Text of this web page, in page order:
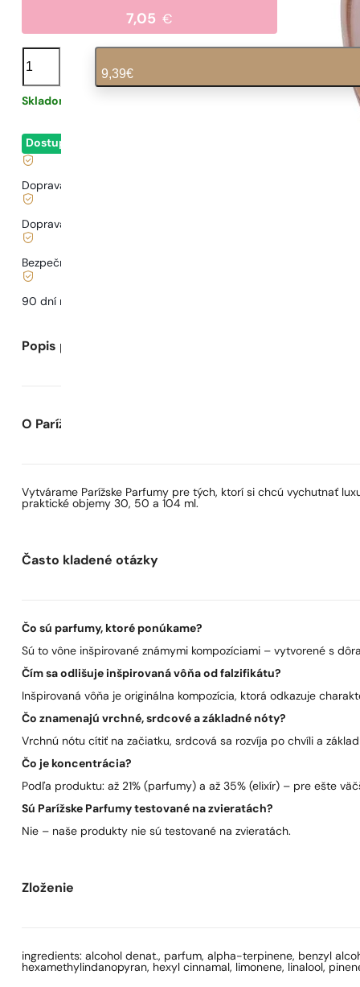
7,05 €
množstvo
N°
556
9,39€
Skladom
Dostupné
Doprava zadarmo od
Doprava od
Bezpečné nakupovanie a platby
90 dní na
Popis parfumu
O Parížskych Parfumoch
Vytvárame Parížske Parfumy pre tých, ktorí si chcú vychutnať
praktické objemy 30, 50 a 104 ml.
Často kladené otázky
Čo sú parfumy, ktoré ponúkame?
Sú to vône inšpirované známymi kompozíciami – vytvorené s
Čím sa odlišuje inšpirovaná vôňa od falzifikátu?
Inšpirovaná vôňa je originálna kompozícia, ktorá odkazuje
Čo znamenajú vrchné, srdcové a základné nóty?
Vrchnú nótu cítiť na začiatku, srdcová sa rozvíja po chvíli a
Čo je koncentrácia?
Podľa produktu: až 21% (parfumy) a až 35% (elixír) – pre ešte
Sú Parížske Parfumy testované na zvieratách?
Nie – naše produkty nie sú testované na zvieratách.
Zloženie
ingredients: alcohol denat., parfum, alpha-terpinene, benzyl
hexamethylindanopyran, hexyl cinnamal, limonene, linalool,